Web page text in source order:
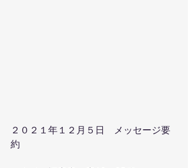
２０２１年１２月５日　メッセージ要
約